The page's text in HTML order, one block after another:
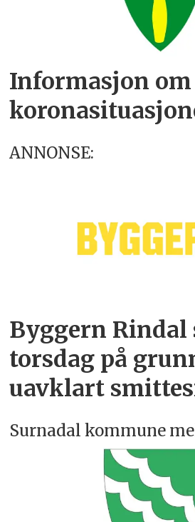
Informasjon om
ANNONSE:
Byggern Rindal
torsdag på
uavklart
Surnadal kommune